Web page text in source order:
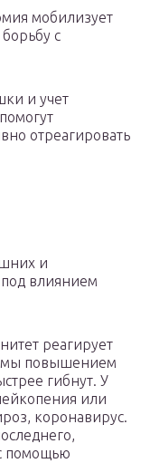
мобилизует
с
и учет
отреагировать
и
влиянием
реагирует
повышением
гибнут. У
или
коронавирус.
помощью